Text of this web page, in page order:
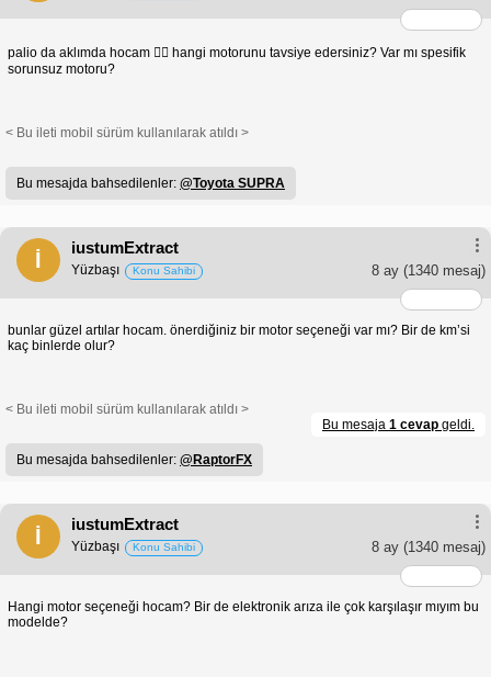
palio da aklımda hocam 👍🏻 hangi motorunu tavsiye edersiniz? Var mı spesifik
sorunsuz motoru?
< Bu ileti mobil sürüm kullanılarak atıldı >
Bu mesajda bahsedilenler: @Toyota SUPRA
İ
iustumExtract
8 ay (1340 mesaj)
Yüzbaşı Konu Sahibi
bunlar güzel artılar hocam. önerdiğiniz bir motor seçeneği var mı? Bir de km’si
kaç binlerde olur?
< Bu ileti mobil sürüm kullanılarak atıldı >
Bu mesaja 1 cevap geldi.
Bu mesajda bahsedilenler: @RaptorFX
İ
iustumExtract
8 ay (1340 mesaj)
Yüzbaşı Konu Sahibi
Hangi motor seçeneği hocam? Bir de elektronik arıza ile çok karşılaşır mıyım bu
modelde?